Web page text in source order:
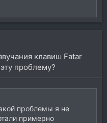
клавиш Fatar
проблему?
проблемы я не
примерно